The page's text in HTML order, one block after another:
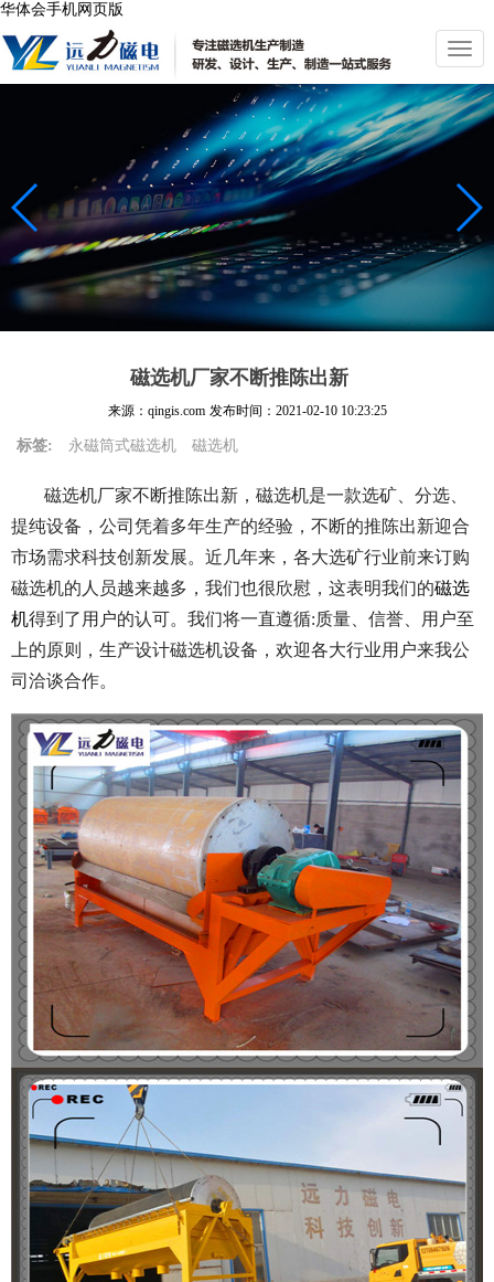
华体会手机网页版
切
换
导
航
磁选机厂家不断推陈出新
来源：qingis.com 发布时间： 2021-02-10 10:23:25
标签: 永磁筒式磁选机 磁选机
磁选机厂家不断推陈出新，磁选机是一款选矿、分选、
提纯设备，公司凭着多年生产的经验，不断的推陈出新迎合
市场需求科技创新发展。近几年来，各大选矿行业前来订购
磁选机的人员越来越多，我们也很欣慰，这表明我们的磁选
机得到了用户的认可。我们将一直遵循:质量、信誉、用户至
上的原则，生产设计磁选机设备，欢迎各大行业用户来我公
司洽谈合作。